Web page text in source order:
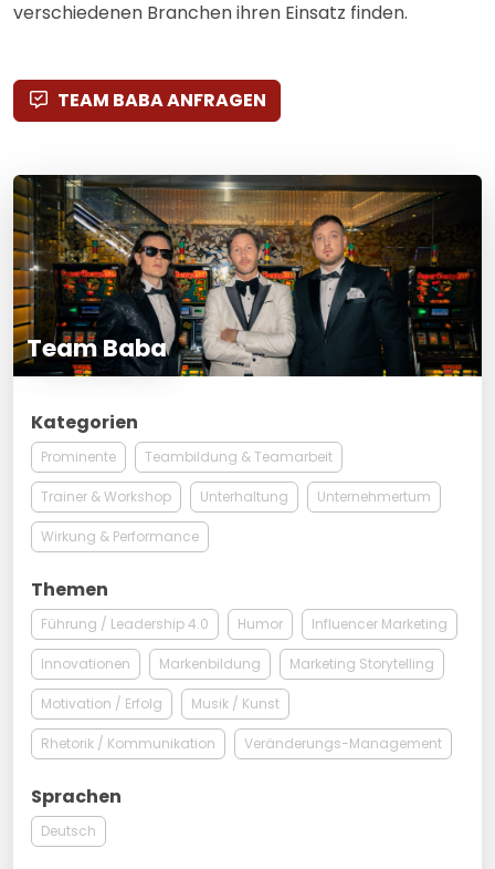
verschiedenen Branchen ihren Einsatz finden.
TEAM BABA ANFRAGEN
Team Baba
Kategorien
Prominente Teambildung & Teamarbeit
Trainer & Workshop Unterhaltung Unternehmertum
Wirkung & Performance
Themen
Führung / Leadership 4.0 Humor Influencer Marketing
Innovationen Markenbildung Marketing Storytelling
Motivation / Erfolg Musik / Kunst
Rhetorik / Kommunikation Veränderungs-Management
Sprachen
Deutsch